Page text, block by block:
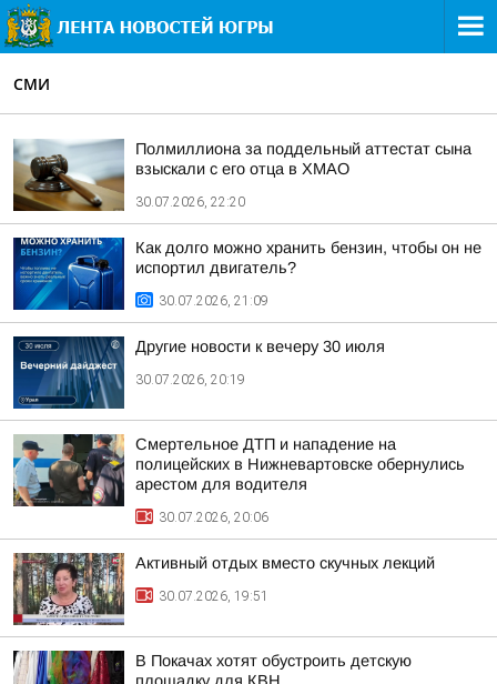
СМИ
Полмиллиона за поддельный аттестат сына
взыскали с его отца в ХМАО
30.07.2026, 22:20
Как долго можно хранить бензин, чтобы он не
испортил двигатель?
30.07.2026, 21:09
Другие новости к вечеру 30 июля
30.07.2026, 20:19
Смертельное ДТП и нападение на
полицейских в Нижневартовске обернулись
арестом для водителя
30.07.2026, 20:06
Активный отдых вместо скучных лекций
30.07.2026, 19:51
В Покачах хотят обустроить детскую